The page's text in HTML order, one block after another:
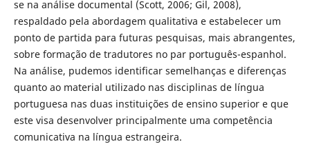
se na análise documental (Scott, 2006; Gil, 2008),
respaldado pela abordagem qualitativa e estabelecer um
ponto de partida para futuras pesquisas, mais abrangentes,
sobre formação de tradutores no par português-espanhol.
Na análise, pudemos identificar semelhanças e diferenças
quanto ao material utilizado nas disciplinas de língua
portuguesa nas duas instituições de ensino superior e que
este visa desenvolver principalmente uma competência
comunicativa na língua estrangeira.